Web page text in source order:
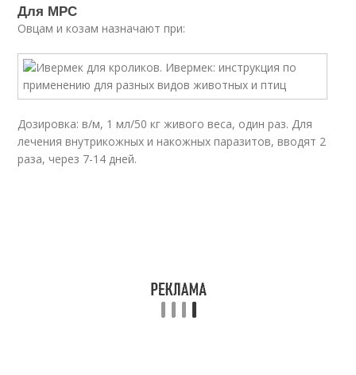
Для МРС
Овцам и козам назначают при:
Дозировка: в/м, 1 мл/50 кг живого веса, один раз. Для
лечения внутрикожных и накожных паразитов, вводят 2
раза, через 7-14 дней.